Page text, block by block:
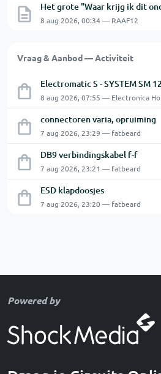
Het grote "Waar krijg ik dit
8 aug 2026, 00:34 — RAAF12
Vraag & Aanbod — Activiteit
Electromatic S - SYSTEM SM
8 aug 2026, 07:55 — Electronica
connectoren varia, opruiming
7 aug 2026, 23:29 — fatbeard
DB9 verbindingskabel f-f
7 aug 2026, 23:21 — fatbeard
ESD klapdoosjes
7 aug 2026, 23:20 — fatbeard
Powered by